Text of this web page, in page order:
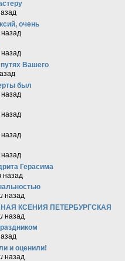
очень
назад
назад
Вашего
был
назад
назад
назад
назад
Герасима
назад
назад
КСЕНИЯ ПЕТЕРБУРГСКАЯ
назад
и оценили!
назад